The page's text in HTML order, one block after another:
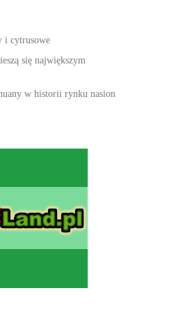
i cytrusowe
się największym
w historii rynku nasion